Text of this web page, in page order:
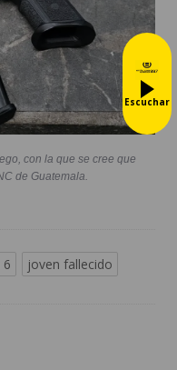
con la que se cree que
de Guatemala.
6 joven fallecido
Escuchar